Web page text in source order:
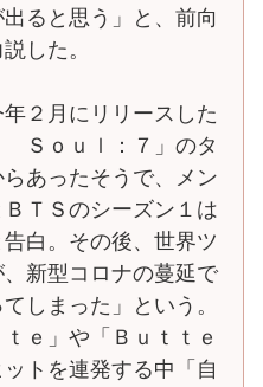
ると思う」と、前向
した。
２月にリリースした
ｏｕｌ：７」のタ
あったそうで、メン
ＴＳのシーズン１は
告白。その後、世界ツ
新型コロナの蔓延で
しまった」という。
ｅ」や「Ｂｕｔｔｅ
トを連発する中「自